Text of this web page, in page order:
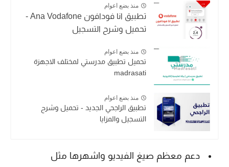
منذ بضع اعوام
تطبيق انا فودافون Ana Vodafone -
تحميل وشرح التسجيل
منذ بضع اعوام
تحميل تطبيق مدرستي لمختلف الاجهزة
madrasati
منذ بضع اعوام
تطبيق الراجحي الجديد - تحميل وشرح
التسجيل والمزايا
دعم معظم صيغ الفيديو واشهرها مثل